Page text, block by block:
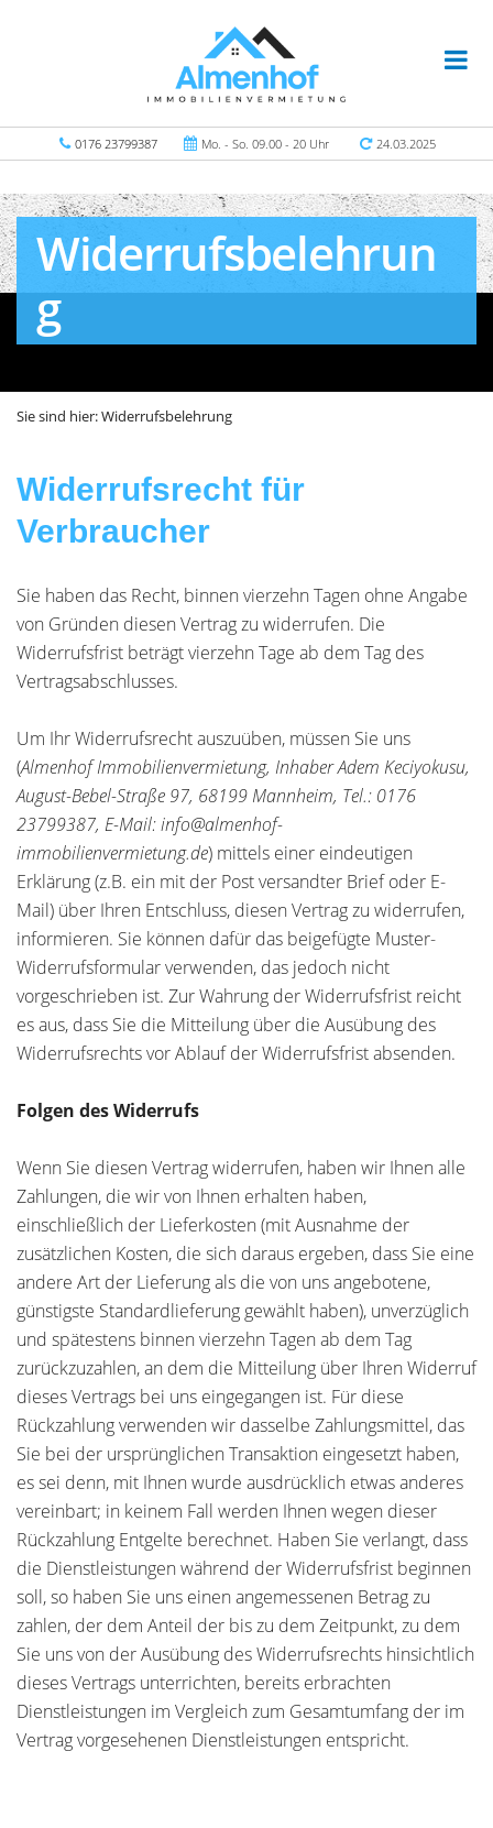
0176 23799387 Mo. - So. 09.00 - 20 Uhr 24.03.2025
Widerrufsbelehrun
g
Sie sind hier:Widerrufsbelehrung
Widerrufsrecht für
Verbraucher
Sie haben das Recht, binnen vierzehn Tagen ohne Angabe
von Gründen diesen Vertrag zu widerrufen. Die
Widerrufsfrist beträgt vierzehn Tage ab dem Tag des
Vertragsabschlusses.
Um Ihr Widerrufsrecht auszuüben, müssen Sie uns
(Almenhof Immobilienvermietung, Inhaber Adem Keciyokusu,
August-Bebel-Straße 97, 68199 Mannheim, Tel.: 0176
23799387, E-Mail: info@almenhof-
immobilienvermietung.de) mittels einer eindeutigen
Erklärung (z.B. ein mit der Post versandter Brief oder E-
Mail) über Ihren Entschluss, diesen Vertrag zu widerrufen,
informieren. Sie können dafür das beigefügte Muster-
Widerrufsformular verwenden, das jedoch nicht
vorgeschrieben ist. Zur Wahrung der Widerrufsfrist reicht
es aus, dass Sie die Mitteilung über die Ausübung des
Widerrufsrechts vor Ablauf der Widerrufsfrist absenden.
Folgen des Widerrufs
Wenn Sie diesen Vertrag widerrufen, haben wir Ihnen alle
Zahlungen, die wir von Ihnen erhalten haben,
einschließlich der Lieferkosten (mit Ausnahme der
zusätzlichen Kosten, die sich daraus ergeben, dass Sie eine
andere Art der Lieferung als die von uns angebotene,
günstigste Standardlieferung gewählt haben), unverzüglich
und spätestens binnen vierzehn Tagen ab dem Tag
zurückzuzahlen, an dem die Mitteilung über Ihren Widerruf
dieses Vertrags bei uns eingegangen ist. Für diese
Rückzahlung verwenden wir dasselbe Zahlungsmittel, das
Sie bei der ursprünglichen Transaktion eingesetzt haben,
es sei denn, mit Ihnen wurde ausdrücklich etwas anderes
vereinbart; in keinem Fall werden Ihnen wegen dieser
Rückzahlung Entgelte berechnet. Haben Sie verlangt, dass
die Dienstleistungen während der Widerrufsfrist beginnen
soll, so haben Sie uns einen angemessenen Betrag zu
zahlen, der dem Anteil der bis zu dem Zeitpunkt, zu dem
Sie uns von der Ausübung des Widerrufsrechts hinsichtlich
dieses Vertrags unterrichten, bereits erbrachten
Dienstleistungen im Vergleich zum Gesamtumfang der im
Vertrag vorgesehenen Dienstleistungen entspricht.